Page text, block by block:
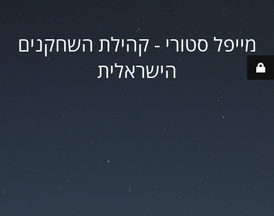
מייפל סטורי - קהילת השחקנים
הישראלית